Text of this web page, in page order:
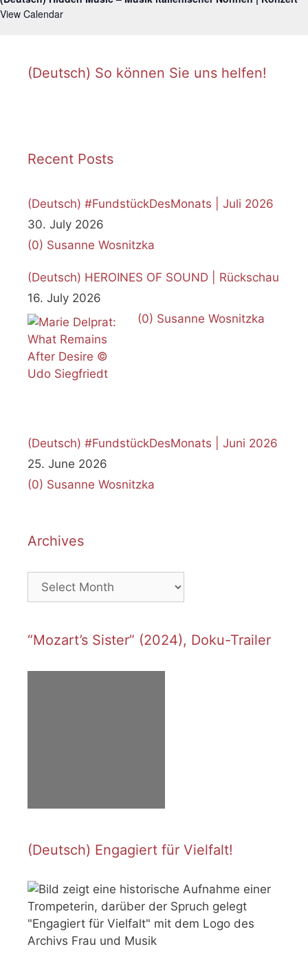
View Calendar
(Deutsch) So können Sie uns helfen!
Recent Posts
(Deutsch) #FundstückDesMonats | Juli 2026
30. July 2026
(0) Susanne Wosnitzka
(Deutsch) HEROINES OF SOUND | Rückschau
16. July 2026
(0) Susanne Wosnitzka
(Deutsch) #FundstückDesMonats | Juni 2026
25. June 2026
(0) Susanne Wosnitzka
Archives
Archives
“Mozart’s Sister” (2024), Doku-Trailer
(Deutsch) Engagiert für Vielfalt!